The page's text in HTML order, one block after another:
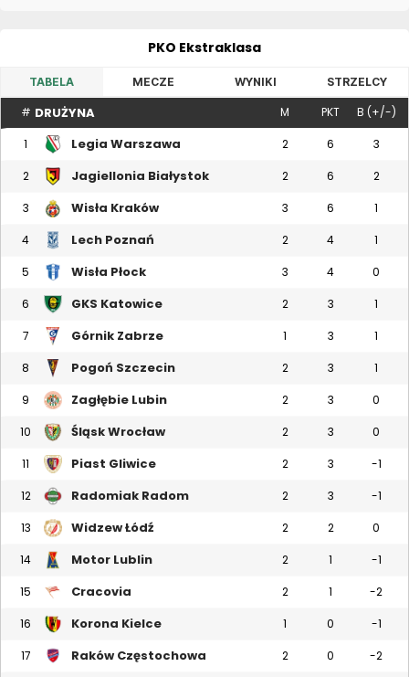
PKO Ekstraklasa
TABELA MECZE WYNIKI STRZELCY
# DRUŻYNA M PKT B (+/-)
1 Legia Warszawa 2 6 3
2 Jagiellonia Białystok 2 6 2
3 Wisła Kraków 3 6 1
4 Lech Poznań 2 4 1
5 Wisła Płock 3 4 0
6 GKS Katowice 2 3 1
7 Górnik Zabrze 1 3 1
8 Pogoń Szczecin 2 3 1
9 Zagłębie Lubin 2 3 0
10 Śląsk Wrocław 2 3 0
11 Piast Gliwice 2 3 -1
12 Radomiak Radom 2 3 -1
13 Widzew Łódź 2 2 0
14 Motor Lublin 2 1 -1
15 Cracovia 2 1 -2
16 Korona Kielce 1 0 -1
17 Raków Częstochowa 2 0 -2